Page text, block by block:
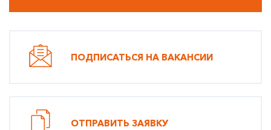
ПОДПИСАТЬСЯ НА ВАКАНСИИ
ОТПРАВИТЬ ЗАЯВКУ